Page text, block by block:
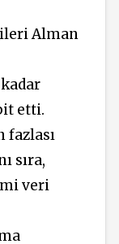
Alman
etti.
fazlası
sıra,
veri